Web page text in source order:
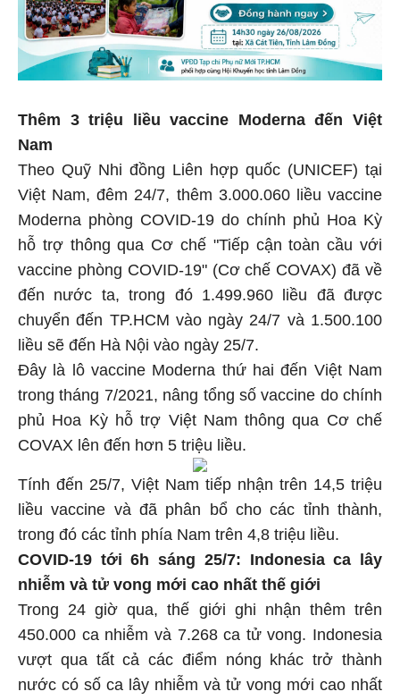
Thêm 3 triệu liều vaccine Moderna đến Việt
Nam
Theo Quỹ Nhi đồng Liên hợp quốc (UNICEF) tại
Việt Nam, đêm 24/7, thêm 3.000.060 liều vaccine
Moderna phòng COVID-19 do chính phủ Hoa Kỳ
hỗ trợ thông qua Cơ chế "Tiếp cận toàn cầu với
vaccine phòng COVID-19" (Cơ chế COVAX) đã về
đến nước ta, trong đó 1.499.960 liều đã được
chuyển đến TP.HCM vào ngày 24/7 và 1.500.100
liều sẽ đến Hà Nội vào ngày 25/7.
Đây là lô vaccine Moderna thứ hai đến Việt Nam
trong tháng 7/2021, nâng tổng số vaccine do chính
phủ Hoa Kỳ hỗ trợ Việt Nam thông qua Cơ chế
COVAX lên đến hơn 5 triệu liều.
Tính đến 25/7, Việt Nam tiếp nhận trên 14,5 triệu
liều vaccine và đã phân bổ cho các tỉnh thành,
trong đó các tỉnh phía Nam trên 4,8 triệu liều.
COVID-19 tới 6h sáng 25/7: Indonesia ca lây
nhiễm và tử vong mới cao nhất thế giới
Trong 24 giờ qua, thế giới ghi nhận thêm trên
450.000 ca nhiễm và 7.268 ca tử vong. Indonesia
vượt qua tất cả các điểm nóng khác trở thành
nước có số ca lây nhiễm và tử vong mới cao nhất